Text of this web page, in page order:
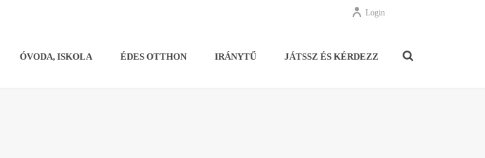
Login
ÓVODA, ISKOLA ÉDES OTTHON IRÁNYTŰ JÁTSSZ ÉS KÉRDEZZ